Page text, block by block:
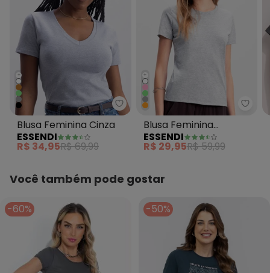
+
Essendi - Blusa Feminina Cinza
Blusa Feminina Cinza
ESSENDI
R$ 34,95R$ 69,99
+
Blusa Feminina
Essencial em Meia
Malha Cinza
ESSENDI
R$ 29,95R$ 59,99
Você também pode gostar
-60% -50%